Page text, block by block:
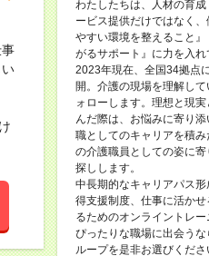
わたしたちは、人材の育
ービス提供だけではなく
やすい環境を整えること
がるサポート』に力を入れ
2023年現在、全国34拠点
開。介護の現場を理解し
ォローします。理想と現
んだ際は、お悩みに寄り
職としてのキャリアを積
の介護職員としての姿に
探しします。
中長期的なキャリアパス
得支援制度、仕事に活か
るためのオンライントレー
ぴったりな職場に出会う
ループを是非お選びくださ